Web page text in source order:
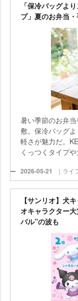
「保冷バッグよ
プ」夏のお弁当
暑い季節のお弁
敷。保冷バッグ
軽さが魅力だ。
くっつくタイプ
2026-05-21 ｜ライ
【サンリオ】犬
オキャラクター
バル”の波も